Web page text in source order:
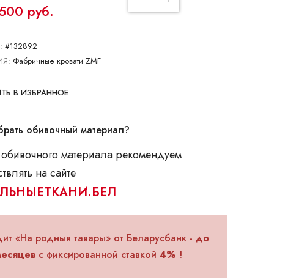
руб.
#132892
Фабричные кровати ZMF
В ИЗБРАННОЕ
обивочный материал?
материала рекомендуем
на сайте
«На родныя тавары» от Беларусбанк - до
с фиксированной ставкой 4% !